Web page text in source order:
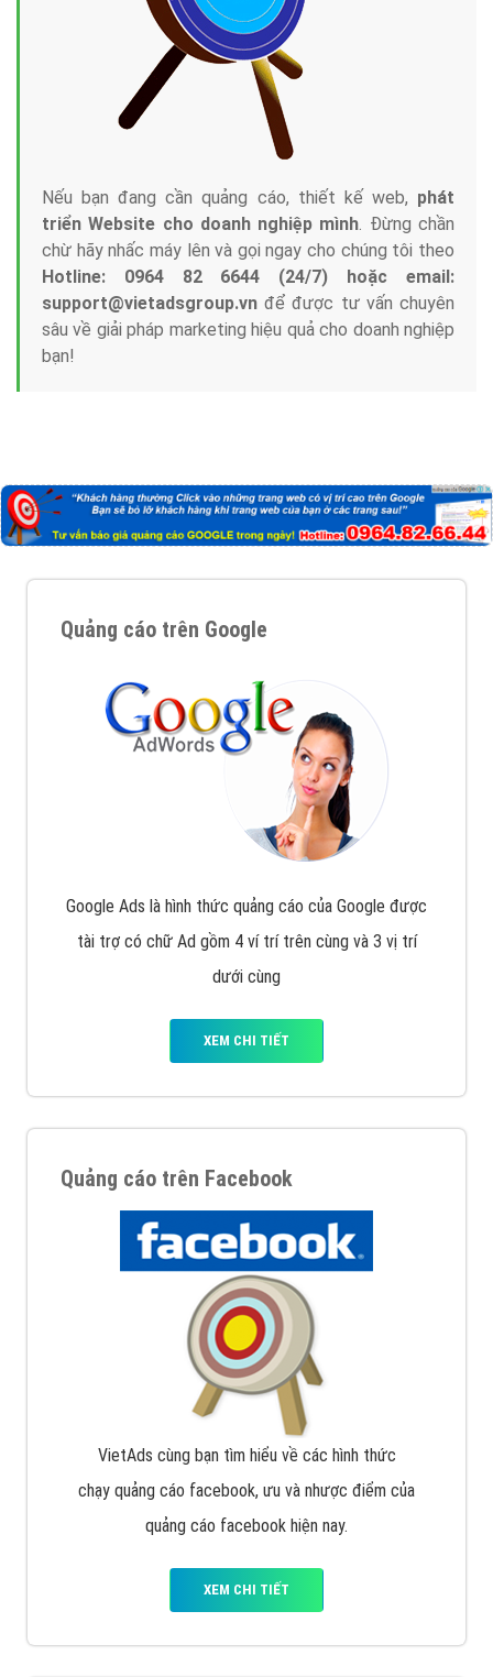
Nếu bạn đang cần quảng cáo, thiết kế web, phát
triển Website cho doanh nghiệp mình. Đừng chần
chừ hãy nhấc máy lên và gọi ngay cho chúng tôi theo
Hotline: 0964 82 6644 (24/7) hoặc email:
support@vietadsgroup.vn để được tư vấn chuyên
sâu về giải pháp marketing hiệu quả cho doanh nghiệp
bạn!
Quảng cáo trên Google
Google Ads là hình thức quảng cáo của Google được
tài trợ có chữ Ad gồm 4 ví trí trên cùng và 3 vị trí
dưới cùng
XEM CHI TIẾT
Quảng cáo trên Facebook
VietAds cùng bạn tìm hiểu về các hình thức
chạy quảng cáo facebook, ưu và nhược điểm của
quảng cáo facebook hiện nay.
XEM CHI TIẾT